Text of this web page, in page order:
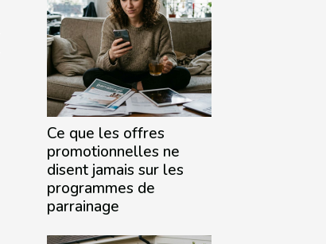
Ce que les offres
promotionnelles ne
disent jamais sur les
programmes de
parrainage